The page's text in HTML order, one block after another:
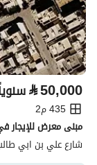
⃁50,000
435 م2
مبنى معرض للإيجار
شارع علي بن ابي